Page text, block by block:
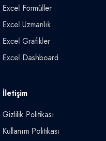
Excel Formüller
Excel Uzmanlık
Excel Grafikler
Excel Dashboard
İletişim
Gizlilik Politikası
Kullanım Politikası